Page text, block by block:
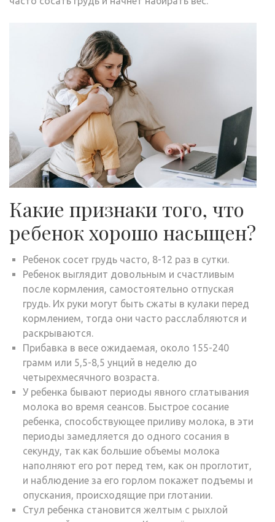
Какие признаки того, что
ребенок хорошо насыщен?
Ребенок сосет грудь часто, 8-12 раз в сутки.
Ребенок выглядит довольным и счастливым
после кормления, самостоятельно отпуская
грудь. Их руки могут быть сжаты в кулаки перед
кормлением, тогда они часто расслабляются и
раскрываются.
Прибавка в весе ожидаемая, около 155-240
грамм или 5,5-8,5 унций в неделю до
четырехмесячного возраста.
У ребенка бывают периоды явного сглатывания
молока во время сеансов. Быстрое сосание
ребенка, способствующее приливу молока, в эти
периоды замедляется до одного сосания в
секунду, так как большие объемы молока
наполняют его рот перед тем, как он проглотит,
и наблюдение за его горлом покажет подъемы и
опускания, происходящие при глотании.
Стул ребенка становится желтым с рыхлой